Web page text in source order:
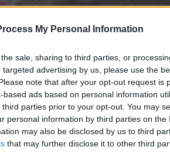
My Personal Information
sale, sharing to third parties, or
advertising by us, please use the
note that after your opt-out request is
ads based on personal information
parties prior to your opt-out. You may
personal information by third parties on the
may also be disclosed by us to third
that may further disclose it to other third